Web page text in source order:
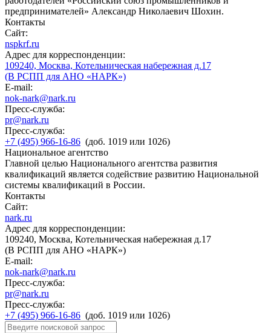
предпринимателей» Александр Николаевич Шохин.
Контакты
Сайт:
nspkrf.ru
Адрес для корреспонденции:
109240, Москва, Котельническая набережная д.17
(В РСПП для АНО «НАРК»)
E-mail:
nok-nark@nark.ru
Пресс-служба:
pr@nark.ru
Пресс-служба:
+7 (495) 966-16-86 (доб. 1019 или 1026)
Национальное агентство
Главной целью Национального агентства развития
квалификаций является содействие развитию Национальной
системы квалификаций в России.
Контакты
Сайт:
nark.ru
Адрес для корреспонденции:
109240, Москва, Котельническая набережная д.17
(В РСПП для АНО «НАРК»)
E-mail:
nok-nark@nark.ru
Пресс-служба:
pr@nark.ru
Пресс-служба:
+7 (495) 966-16-86 (доб. 1019 или 1026)